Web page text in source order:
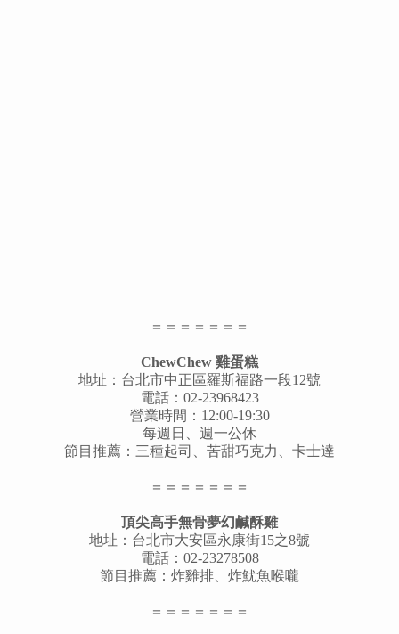
＝＝＝＝＝＝＝
ChewChew 雞蛋糕
地址：台北市中正區羅斯福路一段12號
電話：02-23968423
營業時間：12:00-19:30
每週日、週一公休
節目推薦：三種起司、苦甜巧克力、卡士達
＝＝＝＝＝＝＝
頂尖高手無骨夢幻鹹酥雞
地址：台北市大安區永康街15之8號
電話：02-23278508
節目推薦：炸雞排、炸魷魚喉嚨
＝＝＝＝＝＝＝